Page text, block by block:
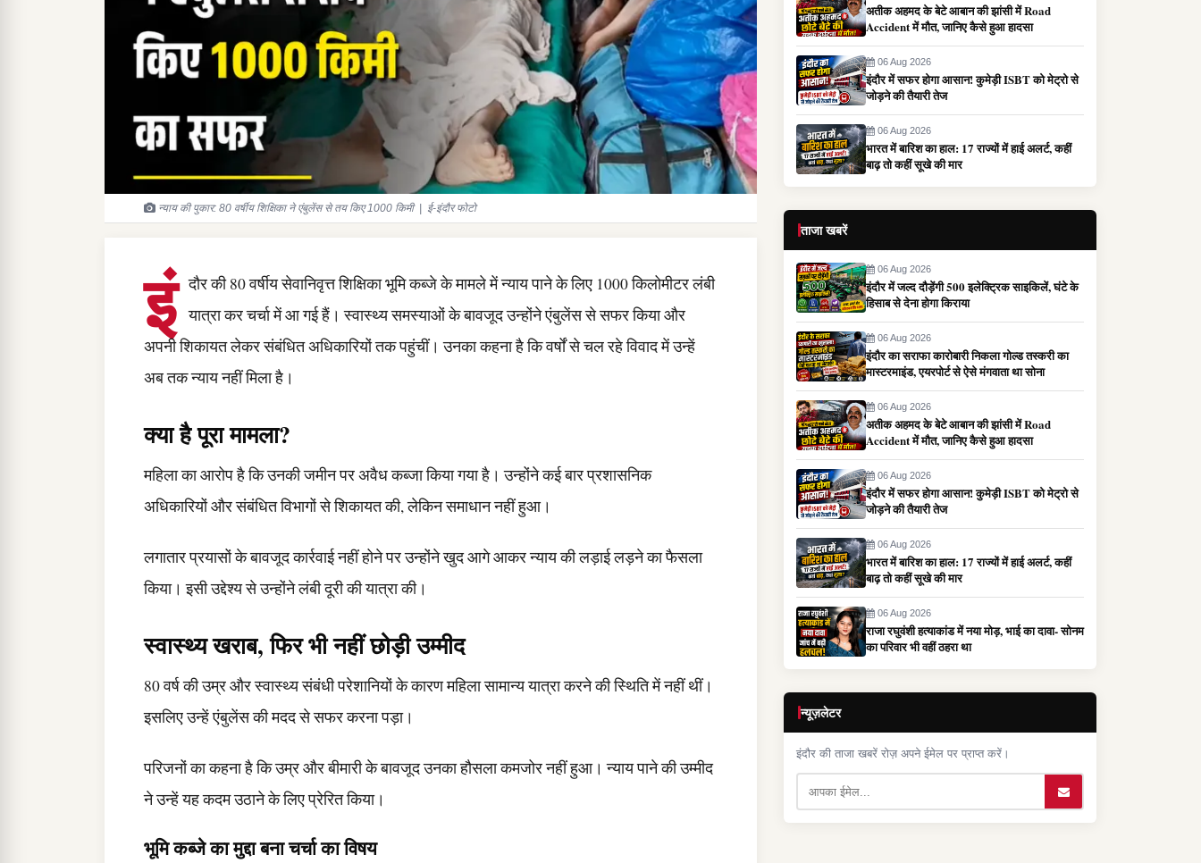
न्याय की पुकार: 80 वर्षीय शिक्षिका ने एंबुलेंस से तय किए 1000 किमी | ई-इंदौर फोटो
इं
दौर की 80 वर्षीय सेवानिवृत्त शिक्षिका भूमि कब्जे के मामले में न्याय पाने के लिए 1000 किलोमीटर लंबी
यात्रा कर चर्चा में आ गई हैं। स्वास्थ्य समस्याओं के बावजूद उन्होंने एंबुलेंस से सफर किया और
अपनी शिकायत लेकर संबंधित अधिकारियों तक पहुंचीं। उनका कहना है कि वर्षों से चल रहे विवाद में उन्हें
अब तक न्याय नहीं मिला है।
क्या है पूरा मामला?
महिला का आरोप है कि उनकी जमीन पर अवैध कब्जा किया गया है। उन्होंने कई बार प्रशासनिक
अधिकारियों और संबंधित विभागों से शिकायत की, लेकिन समाधान नहीं हुआ।
लगातार प्रयासों के बावजूद कार्रवाई नहीं होने पर उन्होंने खुद आगे आकर न्याय की लड़ाई लड़ने का फैसला
किया। इसी उद्देश्य से उन्होंने लंबी दूरी की यात्रा की।
स्वास्थ्य खराब, फिर भी नहीं छोड़ी उम्मीद
80 वर्ष की उम्र और स्वास्थ्य संबंधी परेशानियों के कारण महिला सामान्य यात्रा करने की स्थिति में नहीं थीं।
इसलिए उन्हें एंबुलेंस की मदद से सफर करना पड़ा।
परिजनों का कहना है कि उम्र और बीमारी के बावजूद उनका हौसला कमजोर नहीं हुआ। न्याय पाने की उम्मीद
ने उन्हें यह कदम उठाने के लिए प्रेरित किया।
भूमि कब्जे का मुद्दा बना चर्चा का विषय
अतीक अहमद के बेटे आबान की झांसी में Road
Accident में मौत, जानिए कैसे हुआ हादसा
06 Aug 2026
इंदौर में सफर होगा आसान! कुमेड़ी ISBT को मेट्रो से
जोड़ने की तैयारी तेज
06 Aug 2026
भारत में बारिश का हाल: 17 राज्यों में हाई अलर्ट, कहीं
बाढ़ तो कहीं सूखे की मार
ताजा खबरें
06 Aug 2026
इंदौर में जल्द दौड़ेंगी 500 इलेक्ट्रिक साइकिलें, घंटे के
हिसाब से देना होगा किराया
06 Aug 2026
इंदौर का सराफा कारोबारी निकला गोल्ड तस्करी का
मास्टरमाइंड, एयरपोर्ट से ऐसे मंगवाता था सोना
06 Aug 2026
अतीक अहमद के बेटे आबान की झांसी में Road
Accident में मौत, जानिए कैसे हुआ हादसा
06 Aug 2026
इंदौर में सफर होगा आसान! कुमेड़ी ISBT को मेट्रो से
जोड़ने की तैयारी तेज
06 Aug 2026
भारत में बारिश का हाल: 17 राज्यों में हाई अलर्ट, कहीं
बाढ़ तो कहीं सूखे की मार
06 Aug 2026
राजा रघुवंशी हत्याकांड में नया मोड़, भाई का दावा- सोनम
का परिवार भी वहीं ठहरा था
न्यूज़लेटर
इंदौर की ताजा खबरें रोज़ अपने ईमेल पर प्राप्त करें।